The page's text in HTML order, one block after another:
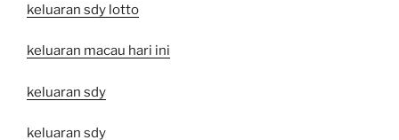
keluaran sdy lotto
keluaran macau hari ini
keluaran sdy
keluaran sdy